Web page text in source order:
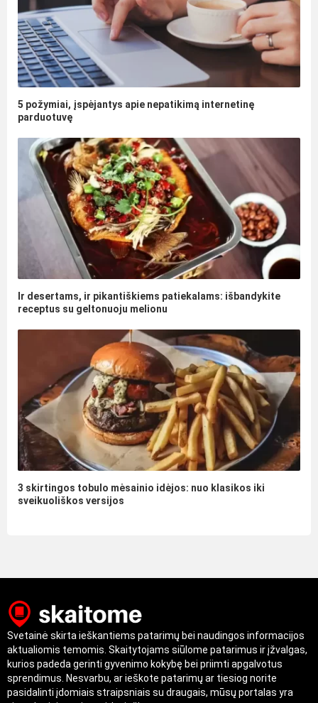
5 požymiai, įspėjantys apie nepatikimą internetinę
parduotuvę
Ir desertams, ir pikantiškiems patiekalams: išbandykite
receptus su geltonuoju melionu
3 skirtingos tobulo mėsainio idėjos: nuo klasikos iki
sveikuoliškos versijos
Svetainė skirta ieškantiems patarimų bei naudingos informacijos
aktualiomis temomis. Skaitytojams siūlome patarimus ir įžvalgas,
kurios padeda gerinti gyvenimo kokybę bei priimti apgalvotus
sprendimus. Nesvarbu, ar ieškote patarimų ar tiesiog norite
pasidalinti įdomiais straipsniais su draugais, mūsų portalas yra